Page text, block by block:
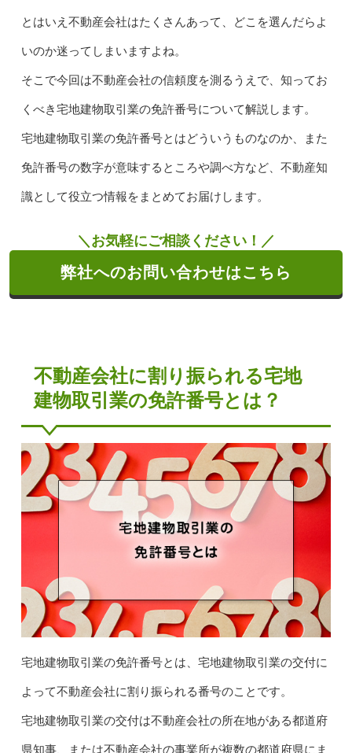
とはいえ不動産会社はたくさんあって、どこを選んだらよ
いのか迷ってしまいますよね。
そこで今回は不動産会社の信頼度を測るうえで、知ってお
くべき宅地建物取引業の免許番号について解説します。
宅地建物取引業の免許番号とはどういうものなのか、また
免許番号の数字が意味するところや調べ方など、不動産知
識として役立つ情報をまとめてお届けします。
＼お気軽にご相談ください！／
弊社へのお問い合わせはこちら
不動産会社に割り振られる宅地
建物取引業の免許番号とは？
宅地建物取引業の免許番号とは、宅地建物取引業の交付に
よって不動産会社に割り振られる番号のことです。
宅地建物取引業の交付は不動産会社の所在地がある都道府
県知事、または不動産会社の事業所が複数の都道府県にま